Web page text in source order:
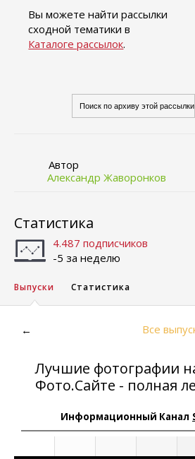
Вы можете найти рассылки
сходной тематики в
Каталоге рассылок.
Автор
Александр Жаворонков
Статистика
4.487 подписчиков
-5 за неделю
Выпуски Статистика
← Все
Лучшие фотографии
Фото.Сайте - полная
Информационный Канал